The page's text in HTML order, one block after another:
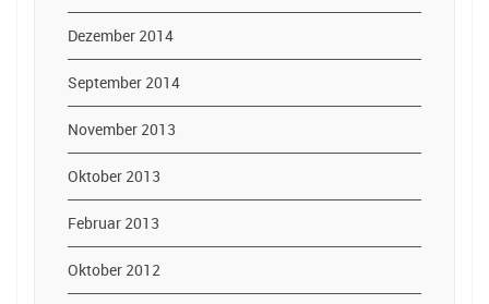
Dezember 2014
September 2014
November 2013
Oktober 2013
Februar 2013
Oktober 2012